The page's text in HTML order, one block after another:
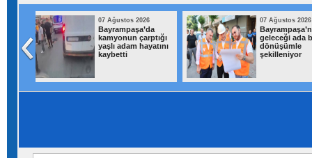
07 Ağustos 2026
Bayrampaşa’nın
geleceği ada bazlı
dönüşümle
şekilleniyor
07
binanın
çöktü: 2
gördü